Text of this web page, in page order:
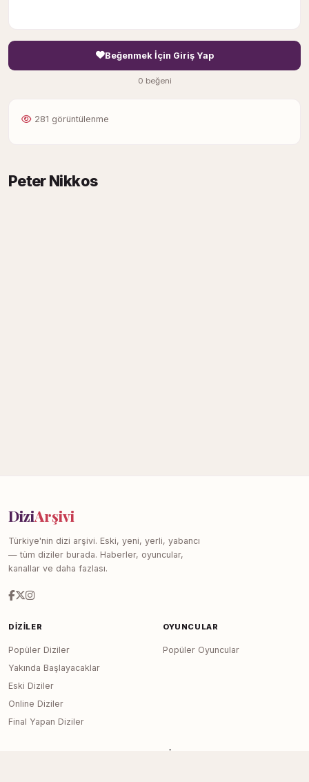
Beğenmek İçin Giriş Yap
0 beğeni
281 görüntülenme
Peter Nikkos
DiziArşivi
Türkiye'nin dizi arşivi. Eski, yeni, yerli, yabancı
— tüm diziler burada. Haberler, oyuncular,
kanallar ve daha fazlası.
DIZILER
Popüler Diziler
Yakında Başlayacaklar
Eski Diziler
Online Diziler
Final Yapan Diziler
OYUNCULAR
Popüler Oyuncular
SITE